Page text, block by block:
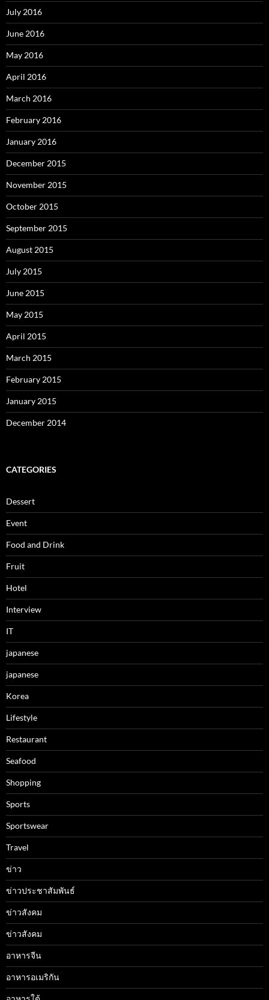
July 2016
June 2016
May 2016
April 2016
March 2016
February 2016
January 2016
December 2015
November 2015
October 2015
September 2015
August 2015
July 2015
June 2015
May 2015
April 2015
March 2015
February 2015
January 2015
December 2014
CATEGORIES
Dessert
Event
Food and Drink
Fruit
Hotel
Interview
IT
japanese
japanese
Korea
Lifestyle
Restaurant
Seafood
Shopping
Sports
Sportswear
Travel
ข่าว
ข่าวประชาสัมพันธ์
ข่าวสังคม
ข่าวสังคม
อาหารจีน
อาหารอเมริกัน